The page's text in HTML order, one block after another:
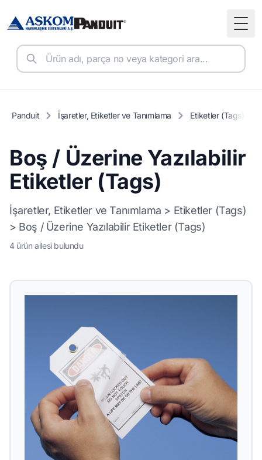
Panduit İşaretler, Etiketler ve Tanımlama Etiketler (Tags)
Boş / Üzerine Yazılabilir
Etiketler (Tags)
İşaretler, Etiketler ve Tanımlama > Etiketler (Tags)
> Boş / Üzerine Yazılabilir Etiketler (Tags)
4 ürün ailesi bulundu